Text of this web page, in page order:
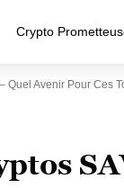
Crypto
Quel Avenir Pour Ces